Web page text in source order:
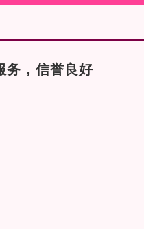
务，信誉良好